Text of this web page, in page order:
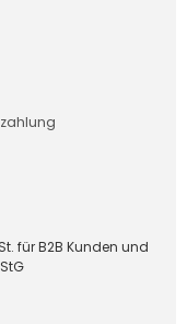
für B2B Kunden und